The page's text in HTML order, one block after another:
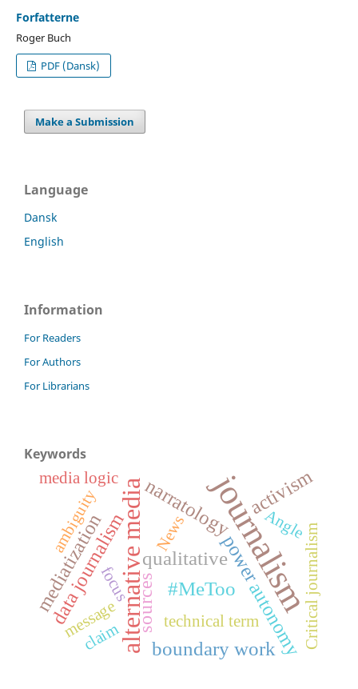
Forfatterne
Roger Buch
PDF (Dansk)
Make a Submission
Language
Dansk
English
Information
For Readers
For Authors
For Librarians
Keywords
journalism
alternative media
data journalism #MeToo
qualitativepower
narratology activism
autonomy
sources
boundary work
mediatization News Critical journalism
Angle
technical term
ambiguity
message
claim
focus
media logic